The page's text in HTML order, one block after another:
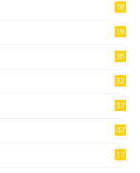
18
19
30
32
37
47
17